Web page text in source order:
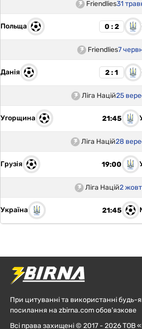
Friendlies31
Польща 0 : 2
Friendlies7
Данія 2 : 1
Ліга Націй25
Угорщина 21:45
Ліга Націй28
Грузія 19:00
Ліга Націй2
Україна 21:45
При цитуванні та використанні будь-
посилання на zbirna.com обов'язкове
Всі права захищені © 2017 - 2026 ТОВ